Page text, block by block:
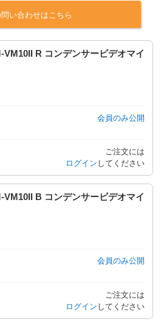
い合わせはこちら
R コンデンサービデオマイ
会員のみ公開
ご注文には
ログイン してください
B コンデンサービデオマイ
会員のみ公開
ご注文には
ログイン してください